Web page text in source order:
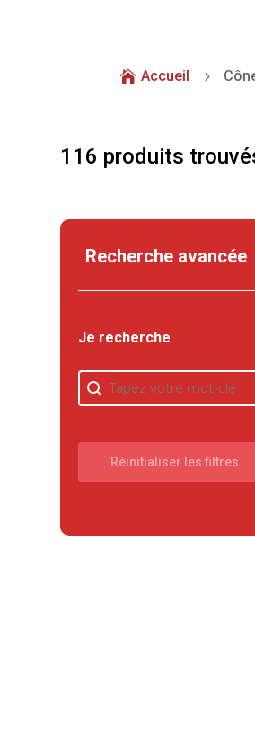
 Accueil 5
116 produits
Recherche avancée
Je recherche
Je recherche
Je recherche
Réinitialiser les filtres